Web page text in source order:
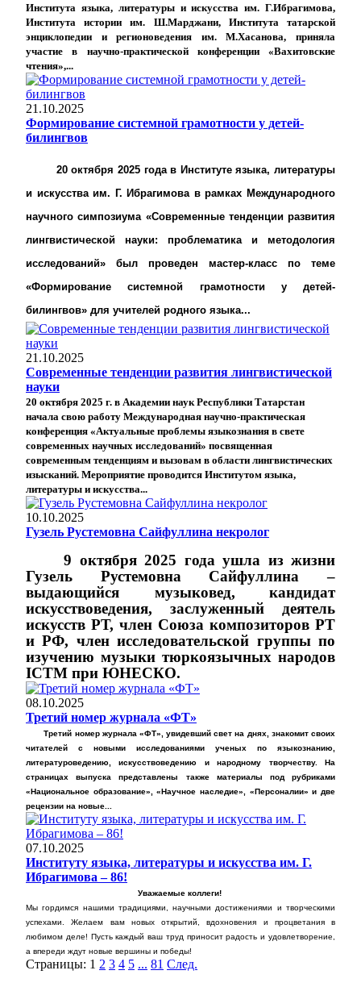
Института языка, литературы и искусства им. Г.Ибрагимова,
Института истории им. Ш.Марджани, Института татарской
энциклопедии и регионоведения им. М.Хасанова, приняла
участие в научно-практической конференции «Вахитовские
чтения»,...
21.10.2025
Формирование системной грамотности у детей-
билингвов
20 октября 2025 года в Институте языка, литературы
и искусства им. Г. Ибрагимова в рамках Международного
научного симпозиума «Современные тенденции развития
лингвистической науки: проблематика и методология
исследований» был проведен мастер-класс по теме
«Формирование системной грамотности у детей-
билингвов» для учителей родного языка...
21.10.2025
Современные тенденции развития лингвистической
науки
20 октября 2025 г. в Академии наук Республики Татарстан
начала свою работу Международная научно-практическая
конференция «Актуальные проблемы языкознания в свете
современных научных исследований» посвященная
современным тенденциям и вызовам в области лингвистических
изысканий. Мероприятие проводится Институтом языка,
литературы и искусства...
10.10.2025
Гузель Рустемовна Сайфуллина некролог
9 октября 2025 года ушла из жизни
Гузель Рустемовна Сайфуллина –
выдающийся музыковед,
кандидат
искусствоведения,
заслуженный деятель
искусств РТ, член Союза композиторов РТ
и РФ, член исследовательской группы по
изучению музыки тюркоязычных народов
ICTM при ЮНЕСКО.
08.10.2025
Третий номер журнала «ФТ»
Третий номер журнала «ФТ», увидевший свет на днях, знакомит своих
читателей с новыми исследованиями ученых по языкознанию,
литературоведению, искусствоведению и народному творчеству. На
страницах выпуска представлены также материалы под рубриками
«Национальное образование», «Научное наследие», «Персоналии» и две
рецензии на новые...
07.10.2025
Институту языка, литературы и искусства им. Г.
Ибрагимова – 86!
Уважаемые коллеги!
Мы гордимся нашими традициями, научными достижениями и творческими
успехами. Желаем вам новых открытий, вдохновения и процветания в
любимом деле! Пусть каждый ваш труд приносит радость и удовлетворение,
а впереди ждут новые вершины и победы!
Страницы: 1 2 3 4 5 ... 81 След.